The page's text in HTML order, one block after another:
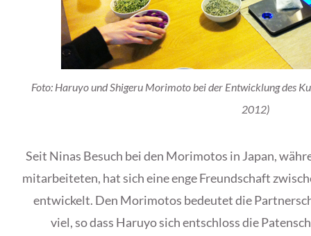
Foto: Haruyo und Shigeru Morimoto bei der Entwicklung des
2012)
Seit Ninas Besuch bei den Morimotos in Japan,
mitarbeiteten, hat sich eine enge Freundschaft
entwickelt. Den Morimotos bedeutet die
viel, so dass Haruyo sich entschloss die